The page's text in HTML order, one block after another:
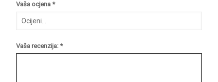
Vaša ocjena *
Vaša recenzija: *